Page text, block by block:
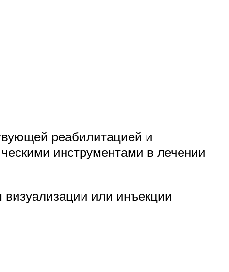
реабилитацией и
инструментами в лечении
или инъекции